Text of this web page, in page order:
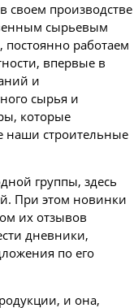
своем производстве
сырьевым
работаем
впервые в
и
сырья и
которые
наши строительные
группы, здесь
При этом новинки
их отзывов
дневники,
по его
и она,